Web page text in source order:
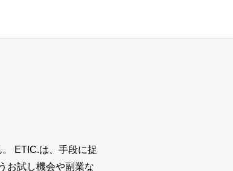
ETIC.は、手段に捉
お試し機会や副業な